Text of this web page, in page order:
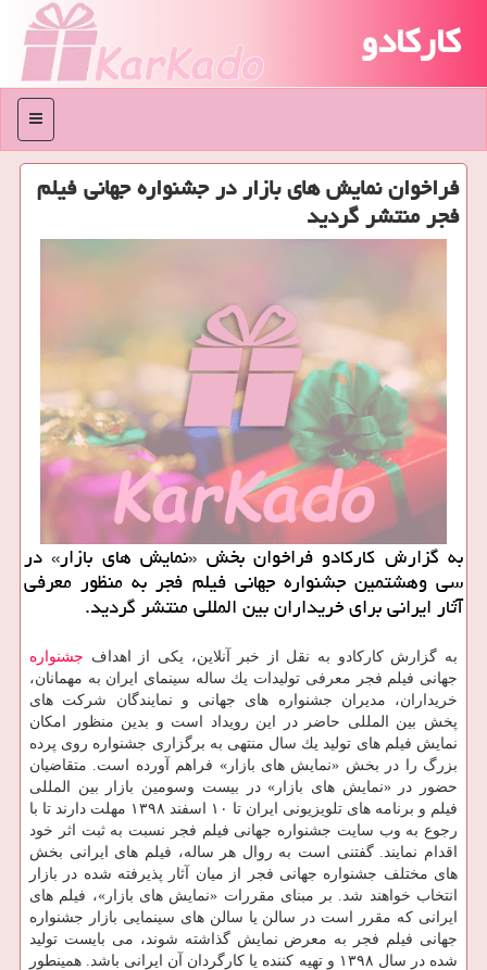
کارکادو
منو
فراخوان نمایش های بازار در جشنواره جهانی فیلم
فجر منتشر گردید
به گزارش كاركادو فراخوان بخش «نمایش های بازار» در
سی وهشتمین جشنواره جهانی فیلم فجر به منظور معرفی
آثار ایرانی برای خریداران بین المللی منتشر گردید.
به گزارش كاركادو به نقل از خبر آنلاین، یكی از اهداف جشنواره
جهانی فیلم فجر معرفی تولیدات یك ساله سینمای ایران به مهمانان،
خریداران، مدیران جشنواره های جهانی و نمایندگان شركت های
پخش بین المللی حاضر در این رویداد است و بدین منظور امكان
نمایش فیلم های تولید یك سال منتهی به برگزاری جشنواره روی پرده
بزرگ را در بخش «نمایش های بازار» فراهم آورده است. متقاضیان
حضور در «نمایش های بازار» در بیست وسومین بازار بین المللی
فیلم و برنامه های تلویزیونی ایران تا ۱۰ اسفند ۱۳۹۸ مهلت دارند تا با
رجوع به وب سایت جشنواره جهانی فیلم فجر نسبت به ثبت اثر خود
اقدام نمایند. گفتنی است به روال هر ساله، فیلم های ایرانی بخش
های مختلف جشنواره جهانی فجر از میان آثار پذیرفته شده در بازار
انتخاب خواهند شد. بر مبنای مقررات «نمایش های بازار»، فیلم های
ایرانی كه مقرر است در سالن یا سالن های سینمایی بازار جشنواره
جهانی فیلم فجر به معرض نمایش گذاشته شوند، می بایست تولید
شده در سال ۱۳۹۸ و تهیه كننده یا كارگردان آن ایرانی باشد. همینطور